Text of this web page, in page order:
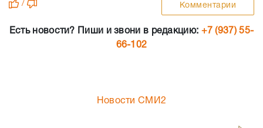
/ Комментарии
Есть новости? Пиши и звони в редакцию: +7 (937) 55-
66-102
Новости СМИ2